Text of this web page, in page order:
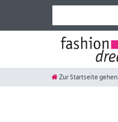
Zur Startseite gehen